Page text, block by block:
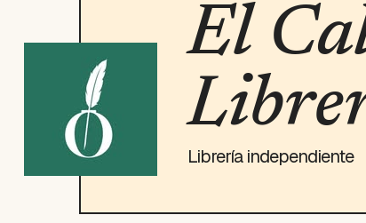
El
Librería independiente